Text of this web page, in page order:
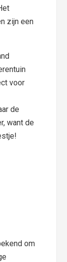
zijn een
voor
de
want de
om